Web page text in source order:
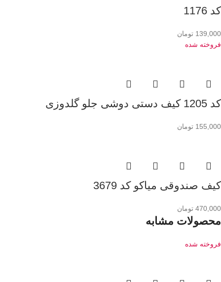
کد 1176
139,000 تومان
فروخته شده
کد 1205 کیف دستی دوشی جلو گلدوزی
155,000 تومان
کیف صندوقی میاکو کد 3679
470,000 تومان
محصولات مشابه
فروخته شده